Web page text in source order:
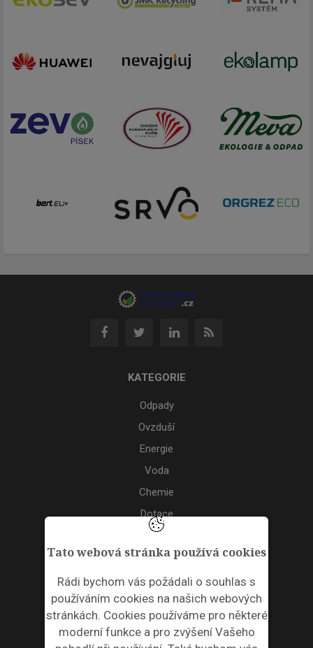
Tato webová stránka používá cookies
Rádi bychom vás požádali o souhlas s
používáním cookies na našich webových
stránkách. Cookies používáme pro některé
moderní funkce a pro zvýšení Vašeho
KATEGORIE
Odpady
Ovzduší
Energie
Voda
Chemie
Dotace
Akce
ODPADNÍ PLASTY
NEWSLETTER